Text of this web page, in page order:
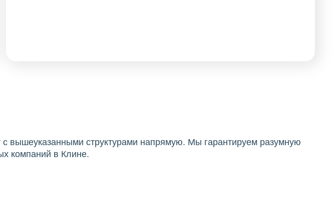
вышеуказанными структурами напрямую. Мы гарантируем разумную
компаний в Клине.